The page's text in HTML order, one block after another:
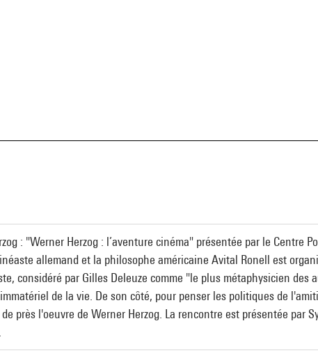
: "Werner Herzog : l’aventure cinéma" présentée par le Centre
allemand et la philosophe américaine Avital Ronell est
considéré par Gilles Deleuze comme "le plus métaphysicien des
de la vie. De son côté, pour penser les politiques de
près l'oeuvre de Werner Herzog. La rencontre est présentée par